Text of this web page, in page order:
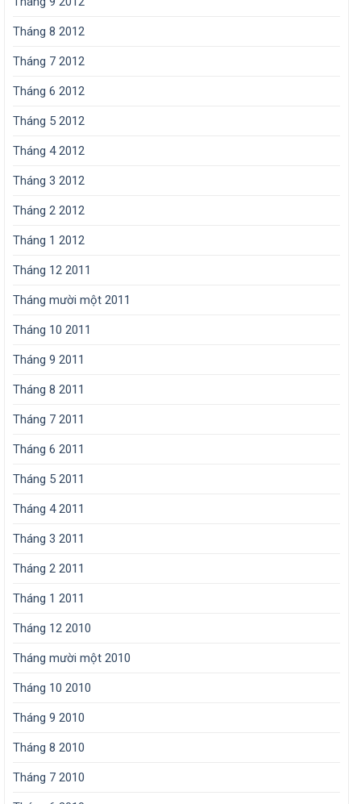
Tháng 8 2012
Tháng 7 2012
Tháng 6 2012
Tháng 5 2012
Tháng 4 2012
Tháng 3 2012
Tháng 2 2012
Tháng 1 2012
Tháng 12 2011
Tháng mười một 2011
Tháng 10 2011
Tháng 9 2011
Tháng 8 2011
Tháng 7 2011
Tháng 6 2011
Tháng 5 2011
Tháng 4 2011
Tháng 3 2011
Tháng 2 2011
Tháng 1 2011
Tháng 12 2010
Tháng mười một 2010
Tháng 10 2010
Tháng 9 2010
Tháng 8 2010
Tháng 7 2010